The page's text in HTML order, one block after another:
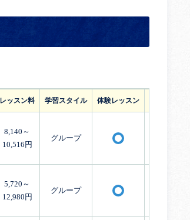
レッスン料 学習スタイル 体験レッスン
8,140～
10,516円
グループ
5,720～
12,980円
グループ